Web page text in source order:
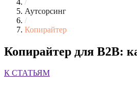
Аутсорсинг
/
Копирайтер
Копирайтер для B2B:
К СТАТЬЯМ